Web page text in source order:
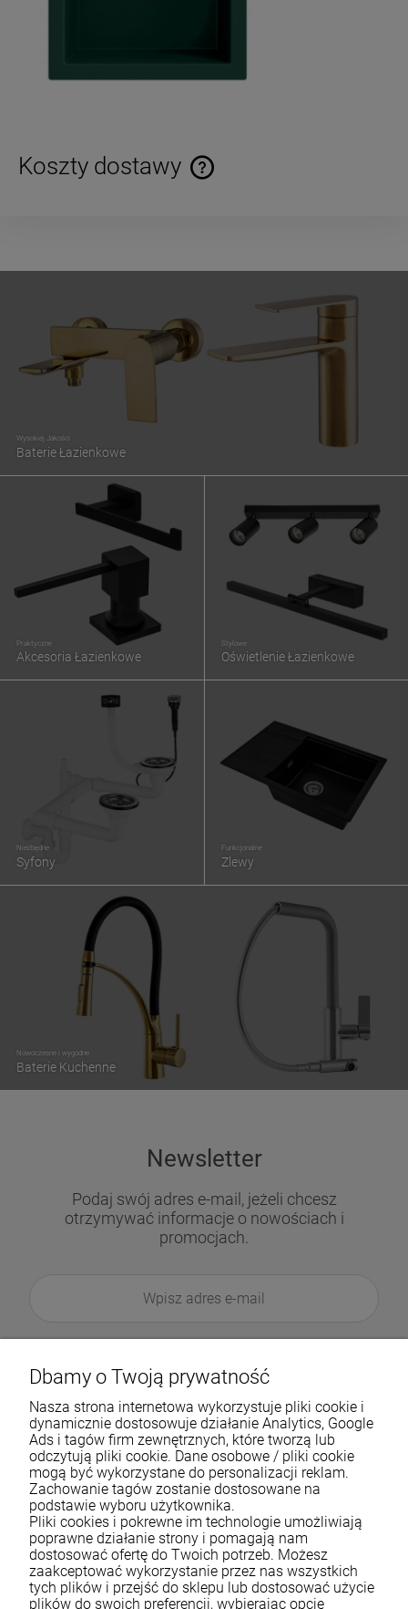
Koszty dostawy
Cena nie zawiera ewentualnych kosztów płatności
Wysokiej Jakości
Baterie Łazienkowe
Praktyczne
Akcesoria Łazienkowe
Stylowe
Oświetlenie Łazienkowe
Nowoczesne i wygodne
Baterie Kuchenne
Niezbędne
Syfony
Funkcjonalne
Zlewy
Newsletter
Podaj swój adres e-mail, jeżeli chcesz
otrzymywać informacje o nowościach i
promocjach.
Pomoc
Moje konto
Dbamy o Twoją prywatność
Nasza strona internetowa wykorzystuje pliki cookie i
dynamicznie dostosowuje działanie Analytics, Google
Ads i tagów firm zewnętrznych, które tworzą lub
odczytują pliki cookie. Dane osobowe / pliki cookie
mogą być wykorzystane do personalizacji reklam.
Zachowanie tagów zostanie dostosowane na
podstawie wyboru użytkownika.
Pliki cookies i pokrewne im technologie umożliwiają
poprawne działanie strony i pomagają nam
dostosować ofertę do Twoich potrzeb. Możesz
zaakceptować wykorzystanie przez nas wszystkich
tych plików i przejść do sklepu lub dostosować użycie
plików do swoich preferencji, wybierając opcję